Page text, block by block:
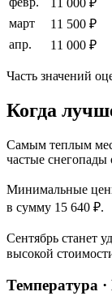
11 000 ₽
март
11 500 ₽
апр.
11 000 ₽
Часть значений
Когда
Самым теплым
частые снегопады
Минимальные
в сумму 15 640 ₽.
Сентябрь станет
высокой
Температура